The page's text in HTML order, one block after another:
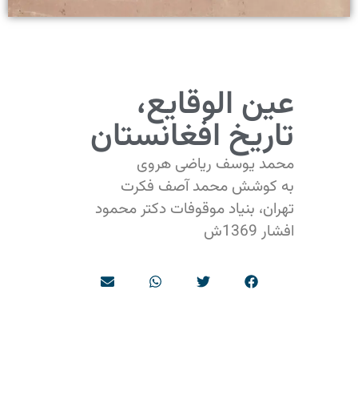
عین الوقایع،
تاریخ افغانستان
محمد یوسف ریاضی هروی
به کوشش محمد آصف فکرت
تهران، بنیاد موقوفات دکتر محمود
افشار 1369ش